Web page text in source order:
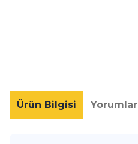
Ürün Bilgisi Yorumlar